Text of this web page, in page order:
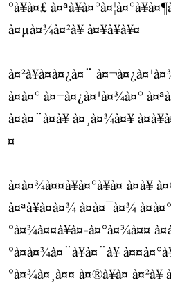
°à¥à¤£
à¤µà¤¾à¤²à¥ à¤¥à¥à¥¤
à¤²à¥à¤à¤¿à¤¨
à¤à¤° à¤¬à¤¿à¤¹à¤¾à¤°
à¤à¤¨à¤à¥ à¤¸à¤¾à¤¥
¤
à¤à¤¾à¤¤à¥à¤°à¥à¤
à¤ªà¥à¤à¤¾ à¤à¤¯à¤¾ à¤à¤°
°à¤¾à¤¤à¥à¤-à¤°à¤¾à¤¤
°à¤à¤¾à¤¨à¥à¤¨à¥
°à¤¾à¤¸à¤¤ à¤®à¥à¤